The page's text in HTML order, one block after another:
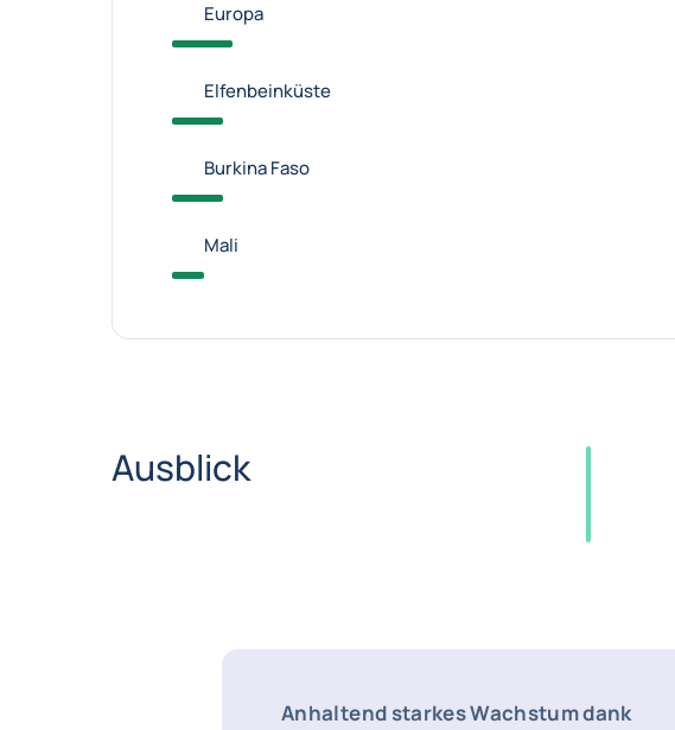
Europa
Elfenbeinküste
Burkina Faso
Mali
Ausblick
Anhaltend starkes Wachstum dank